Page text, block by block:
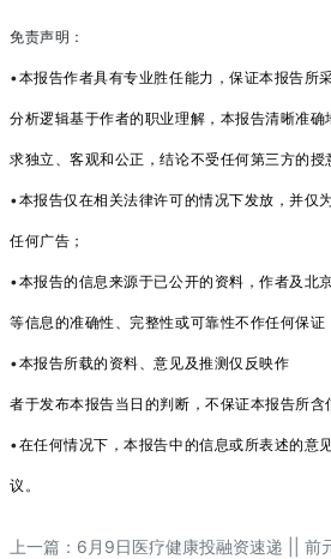
免责声明：
•本报告作者具有专业胜任能力，保证本报告所
分析逻辑基于作者的职业理解，本报告清晰准确
求独立、客观和公正，结论不受任何第三方的授
•本报告仅在相关法律许可的情况下发放，并仅
任何广告；
•本报告的信息来源于已公开的资料，作者及北
等信息的准确性、完整性或可靠性不作任何保证
•本报告所载的资料、意见及推测仅反映作
者于发布本报告当日的判断，不保证本报告所含
•在任何情况下，本报告中的信息或所表述的意
议。
上一篇： 6月9日医疗健康投融资速递 || 前